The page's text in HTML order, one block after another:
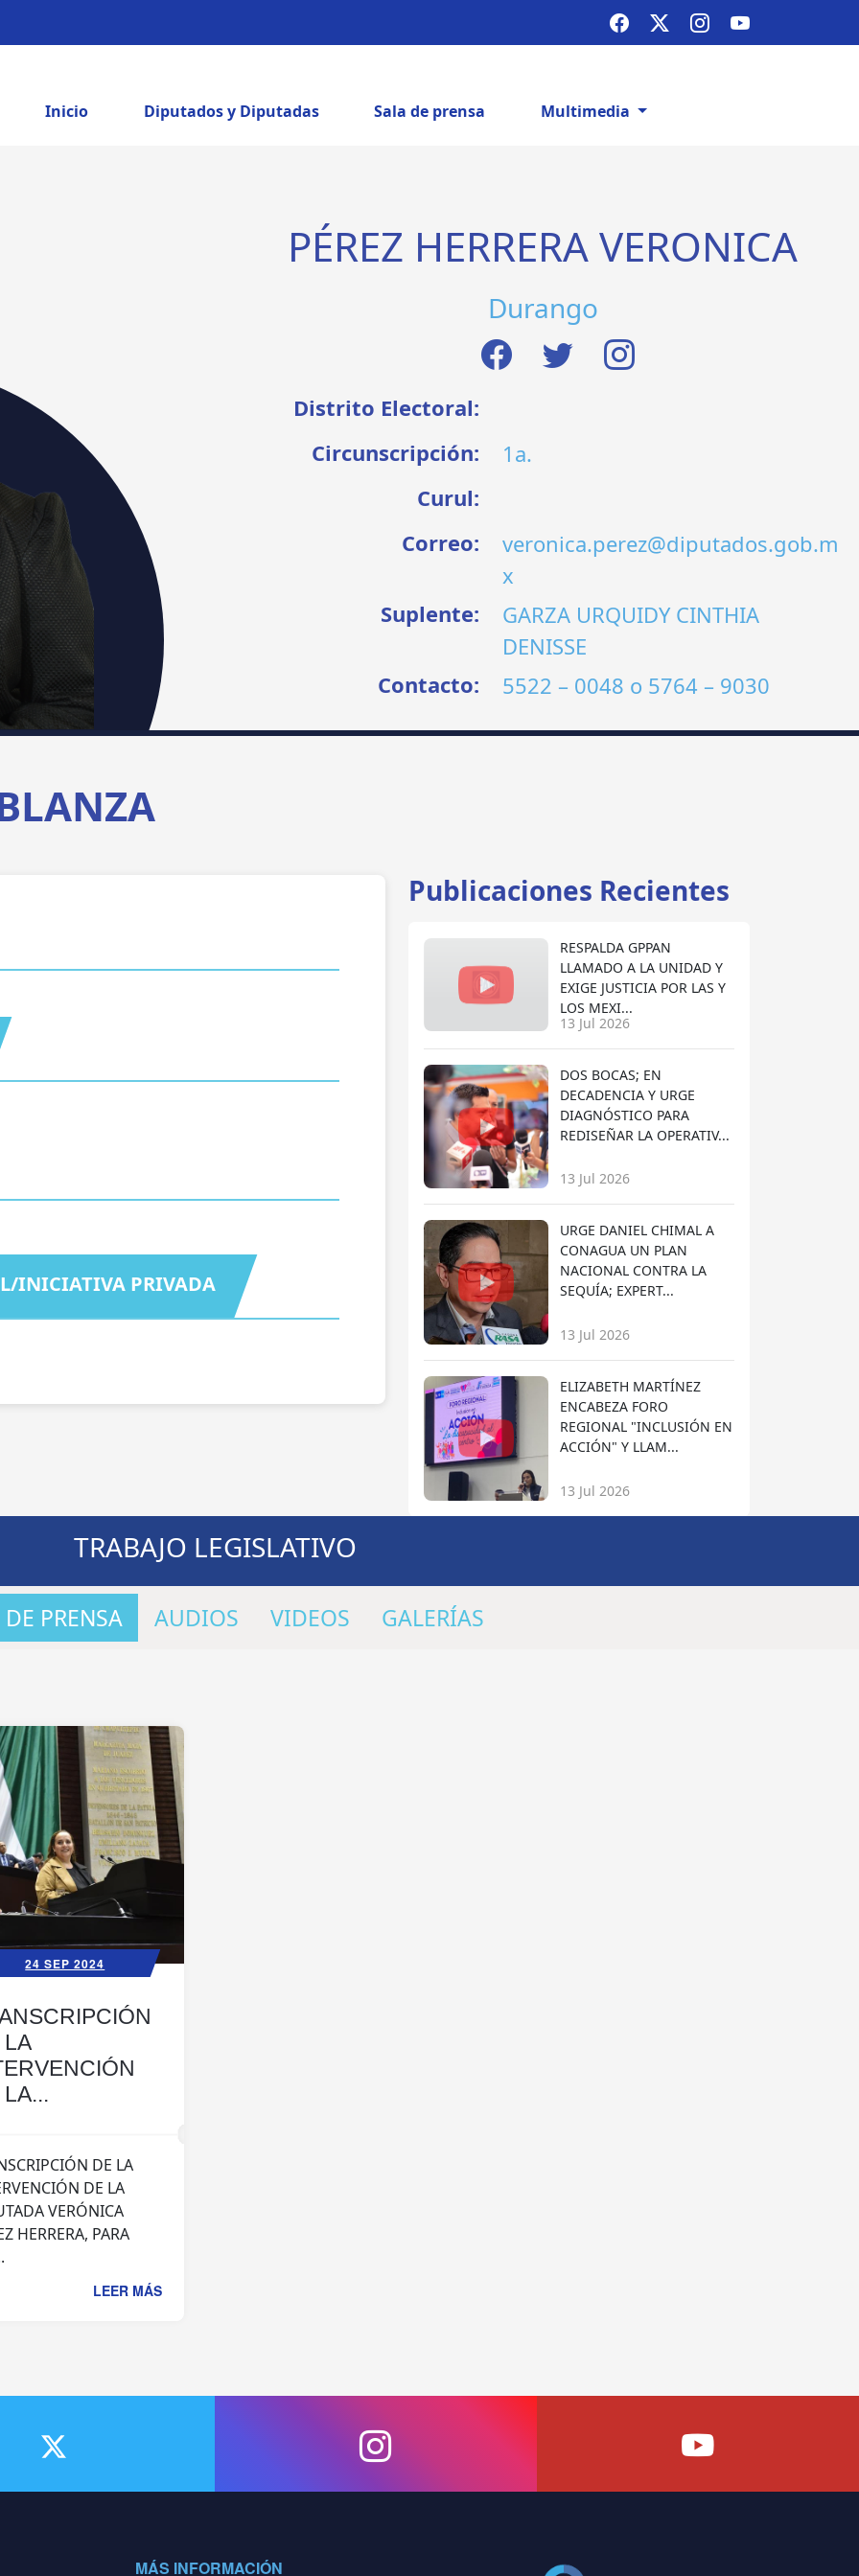
Inicio Diputados y Diputadas Sala de prensa Multimedia
PÉREZ HERRERA VERONICA
Durango
Distrito Electoral:
Circunscripción:
1a.
Curul:
Correo:
veronica.perez@diputados.gob.m
x
Suplente:
GARZA URQUIDY CINTHIA
DENISSE
Contacto:
5522 – 0048 o 5764 – 9030
INICIATIVA PRIVADA
Publicaciones Recientes
RESPALDA GPPAN
LLAMADO A LA UNIDAD Y
EXIGE JUSTICIA POR LAS Y
LOS MEXI...
13 Jul 2026
DOS BOCAS; EN
DECADENCIA Y URGE
DIAGNÓSTICO PARA
REDISEÑAR LA OPERATIV...
13 Jul 2026
URGE DANIEL CHIMAL A
CONAGUA UN PLAN
NACIONAL CONTRA LA
SEQUÍA; EXPERT...
13 Jul 2026
ELIZABETH MARTÍNEZ
ENCABEZA FORO
REGIONAL "INCLUSIÓN EN
ACCIÓN" Y LLAM...
13 Jul 2026
TRABAJO LEGISLATIVO
PRENSA AUDIOS VIDEOS GALERÍAS
24 SEP 2024
DE LA
DE LA
VERÓNICA
HERRERA, PARA
LEER MÁS
MÁS INFORMACIÓN